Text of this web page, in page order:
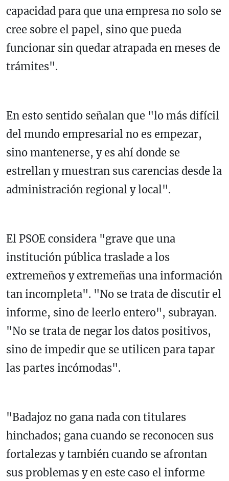
capacidad para que una empresa no solo se
cree sobre el papel, sino que pueda
funcionar sin quedar atrapada en meses de
trámites".
En esto sentido señalan que "lo más difícil
del mundo empresarial no es empezar,
sino mantenerse, y es ahí donde se
estrellan y muestran sus carencias desde la
administración regional y local".
El PSOE considera "grave que una
institución pública traslade a los
extremeños y extremeñas una información
tan incompleta". "No se trata de discutir el
informe, sino de leerlo entero", subrayan.
"No se trata de negar los datos positivos,
sino de impedir que se utilicen para tapar
las partes incómodas".
"Badajoz no gana nada con titulares
hinchados; gana cuando se reconocen sus
fortalezas y también cuando se afrontan
sus problemas y en este caso el informe